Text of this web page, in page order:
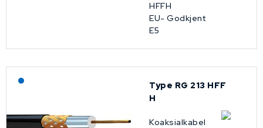
HFFH
EU- Godkjent
E5
Type RG 213 HFF
H
Koaksialkabel